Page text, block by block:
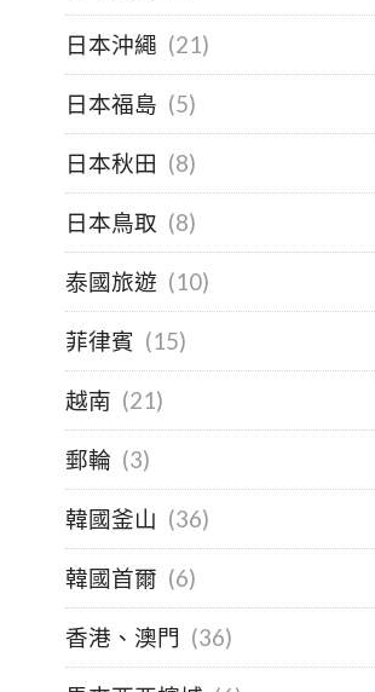
日本沖繩 (21)
日本福島 (5)
日本秋田 (8)
日本鳥取 (8)
泰國旅遊 (10)
菲律賓 (15)
越南 (21)
郵輪 (3)
韓國釜山 (36)
韓國首爾 (6)
香港、澳門 (36)